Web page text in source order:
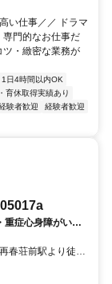
い仕事／／ ドラマ
門的なお仕事だ
・緻密な業務が
1日4時間以内OK
育休取得実績あり
験者歓迎
経験者歓迎
重症心身障がい児